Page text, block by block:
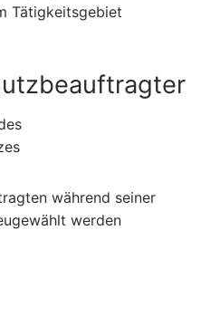
Tätigkeitsgebiet
während seiner
werden